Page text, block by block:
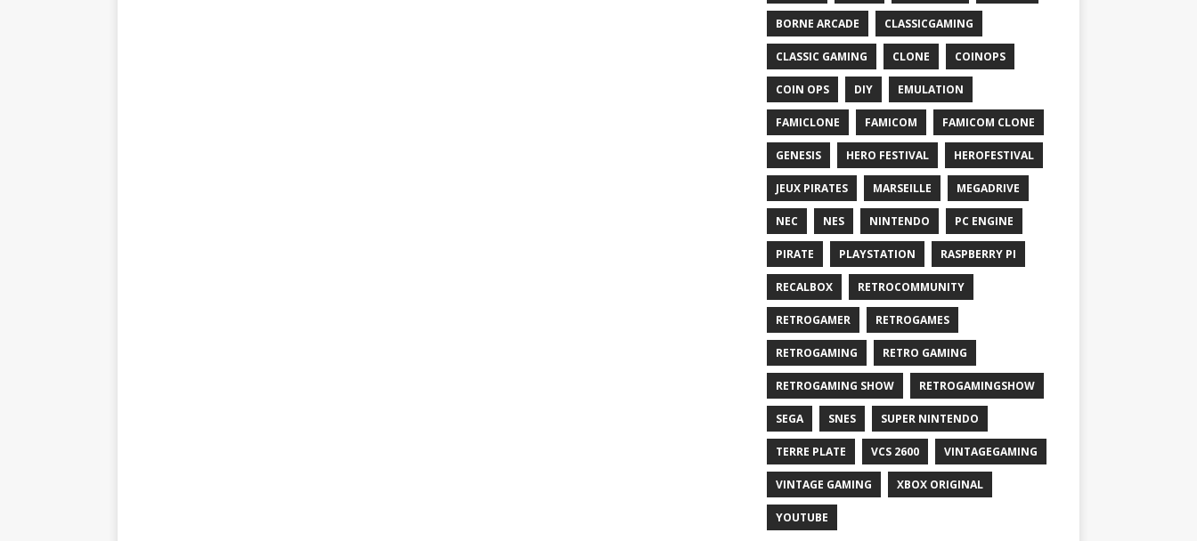
BORNE ARCADE CLASSICGAMING
CLASSIC GAMING CLONE COINOPS
COIN OPS DIY EMULATION
FAMICLONE FAMICOM FAMICOM CLONE
GENESIS HERO FESTIVAL HEROFESTIVAL
JEUX PIRATES MARSEILLE MEGADRIVE
NEC NES NINTENDO PC ENGINE
PIRATE PLAYSTATION RASPBERRY PI
RECALBOX RETROCOMMUNITY
RETROGAMER RETROGAMES
RETROGAMING RETRO GAMING
RETROGAMING SHOW RETROGAMINGSHOW
SEGA SNES SUPER NINTENDO
TERRE PLATE VCS 2600 VINTAGEGAMING
VINTAGE GAMING XBOX ORIGINAL
YOUTUBE